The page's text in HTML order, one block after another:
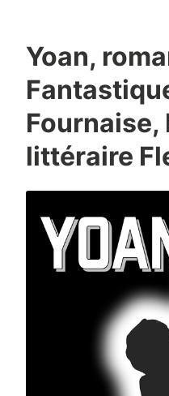
Yoan,
Fournaise,
littéraire